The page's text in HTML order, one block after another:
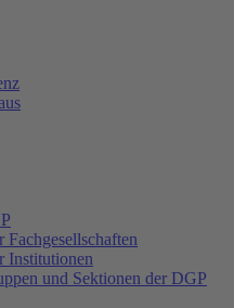
Institutionen
und Sektionen der DGP